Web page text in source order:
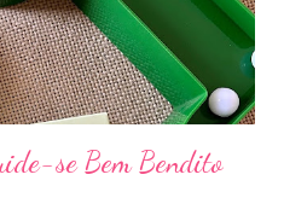
se Bem Bendito